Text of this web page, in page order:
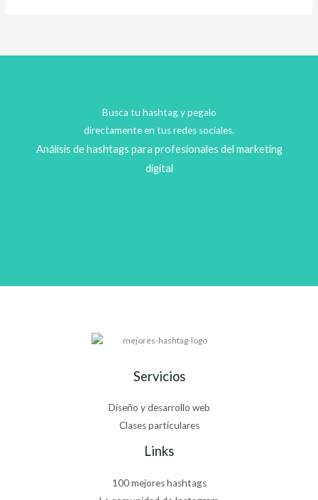
Busca tu hashtag y pegalo
directamente en tus redes sociales.
Análisis de hashtags para profesionales del marketing
digital
Servicios
Diseño y desarrollo web
Clases particulares
Links
100 mejores hashtags